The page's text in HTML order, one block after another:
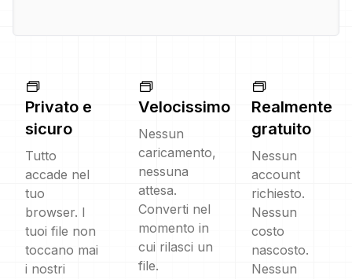
Privato e
sicuro
Tutto
accade nel
tuo
browser. I
tuoi file non
toccano mai
i nostri
Velocissimo
Nessun
caricamento,
nessuna
attesa.
Converti nel
momento in
cui rilasci un
file.
Realmente
gratuito
Nessun
account
richiesto.
Nessun
costo
nascosto.
Nessun